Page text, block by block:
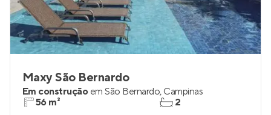
Maxy São Bernardo
Em construção em São Bernardo, Campinas
56 m²
2